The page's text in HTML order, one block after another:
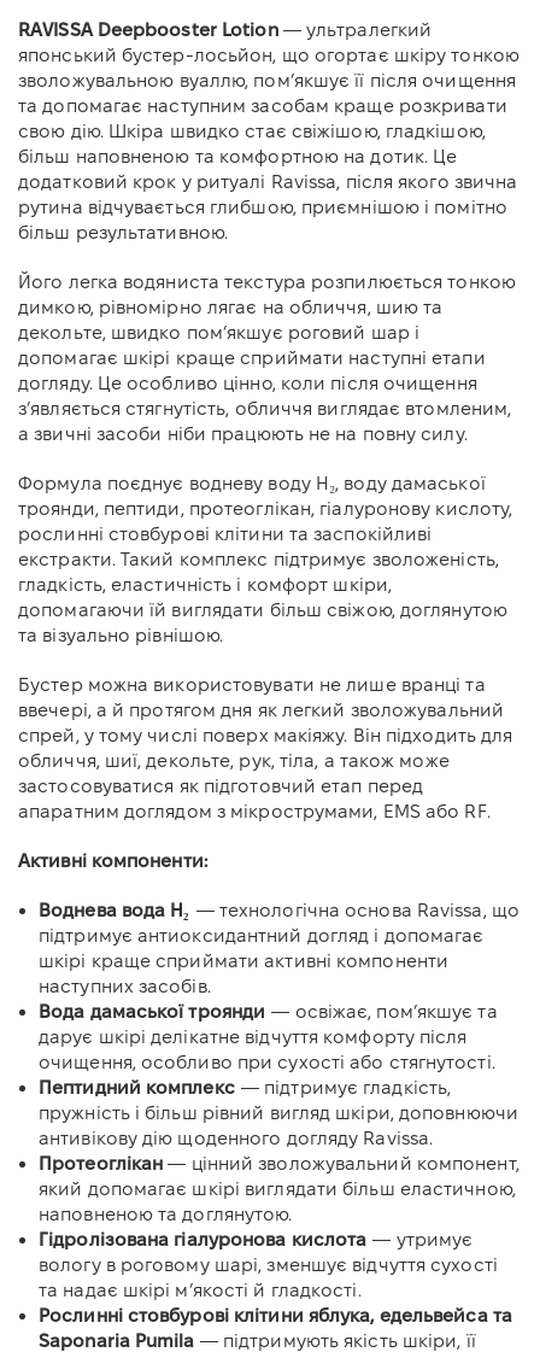
RAVISSA Deepbooster Lotion— ультралегкий
японський бустер-лосьйон, що огортає шкіру тонкою
зволожувальною вуаллю, пом’якшує її після очищення
та допомагає наступним засобам краще розкривати
свою дію. Шкіра швидко стає свіжішою, гладкішою,
більш наповненою та комфортною на дотик. Це
додатковий крок у ритуалі Ravissa, після якого звична
рутина відчувається глибшою, приємнішою і помітно
більш результативною.
Його легка водяниста текстура розпилюється тонкою
димкою, рівномірно лягає на обличчя, шию та
декольте, швидко пом’якшує роговий шар і
допомагає шкірі краще сприймати наступні етапи
догляду. Це особливо цінно, коли після очищення
з’являється стягнутість, обличчя виглядає втомленим,
а звичні засоби ніби працюють не на повну силу.
Формула поєднує водневу воду H₂, воду дамаської
троянди, пептиди, протеоглікан, гіалуронову кислоту,
рослинні стовбурові клітини та заспокійливі
екстракти. Такий комплекс підтримує зволоженість,
гладкість, еластичність і комфорт шкіри,
допомагаючи їй виглядати більш свіжою, доглянутою
та візуально рівнішою.
Бустер можна використовувати не лише вранці та
ввечері, а й протягом дня як легкий зволожувальний
спрей, у тому числі поверх макіяжу. Він підходить для
обличчя, шиї, декольте, рук, тіла, а також може
застосовуватися як підготовчий етап перед
апаратним доглядом з мікрострумами, EMS або RF.
Активні компоненти:
Воднева вода H₂ — технологічна основа Ravissa, що
підтримує антиоксидантний догляд і допомагає
шкірі краще сприймати активні компоненти
наступних засобів.
Вода дамаської троянди — освіжає, пом’якшує та
дарує шкірі делікатне відчуття комфорту після
очищення, особливо при сухості або стягнутості.
Пептидний комплекс — підтримує гладкість,
пружність і більш рівний вигляд шкіри, доповнюючи
антивікову дію щоденного догляду Ravissa.
Протеоглікан — цінний зволожувальний компонент,
який допомагає шкірі виглядати більш еластичною,
наповненою та доглянутою.
Гідролізована гіалуронова кислота — утримує
вологу в роговому шарі, зменшує відчуття сухості
та надає шкірі м’якості й гладкості.
Рослинні стовбурові клітини яблука, едельвейса та
Saponaria Pumila — підтримують якість шкіри, її